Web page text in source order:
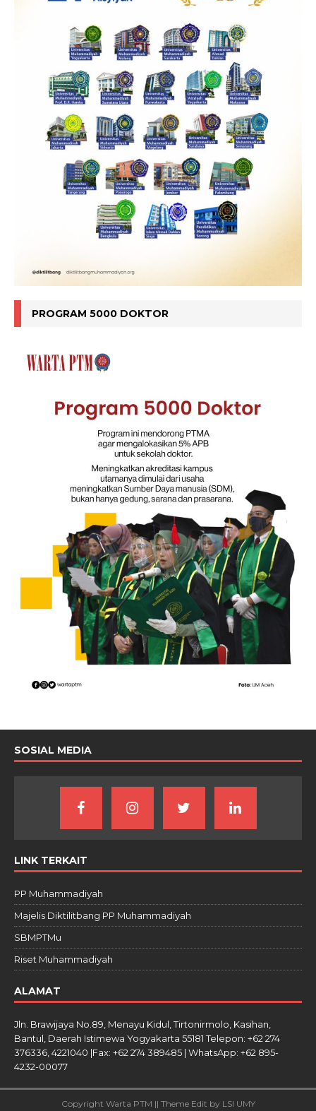
PROGRAM 5000 DOKTOR
SOSIAL MEDIA
LINK TERKAIT
PP Muhammadiyah
Majelis Diktilitbang PP Muhammadiyah
SBMPTMu
Riset Muhammadiyah
ALAMAT
Jln. Brawijaya No.89, Menayu Kidul, Tirtonirmolo, Kasihan,
Bantul, Daerah Istimewa Yogyakarta 55181 Telepon: +62 274
376336, 4221040 |Fax: +62 274 389485 | WhatsApp: +62 895-
4232-00077
Copyright Warta PTM || Theme Edit by LSI UMY